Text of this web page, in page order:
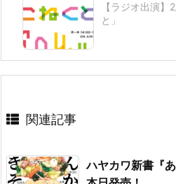
【ラジオ出演】
と」
関連記事
ハヤカワ新書『